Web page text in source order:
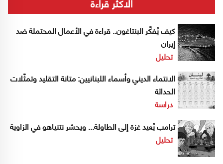
كيف يُفكّر البنتاغون.. قراءة في الأعمال المحتملة ضد
إيران
تحليل
الانتماء الديني وأسماء اللبنانيين: متانة التقليد وتمثّلات
الحداثة
دراسة
ترامب يُعيد غزة إلى الطاولة... ويحشر نتنياهو في الزاوية
تحليل